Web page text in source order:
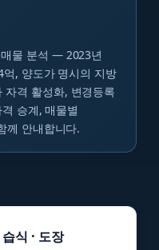
물 분석 — 2023년
, 양도가 명시의 지방
격 활성화, 변경등록
승계, 매물별
께 안내합니다.
습식 · 도장